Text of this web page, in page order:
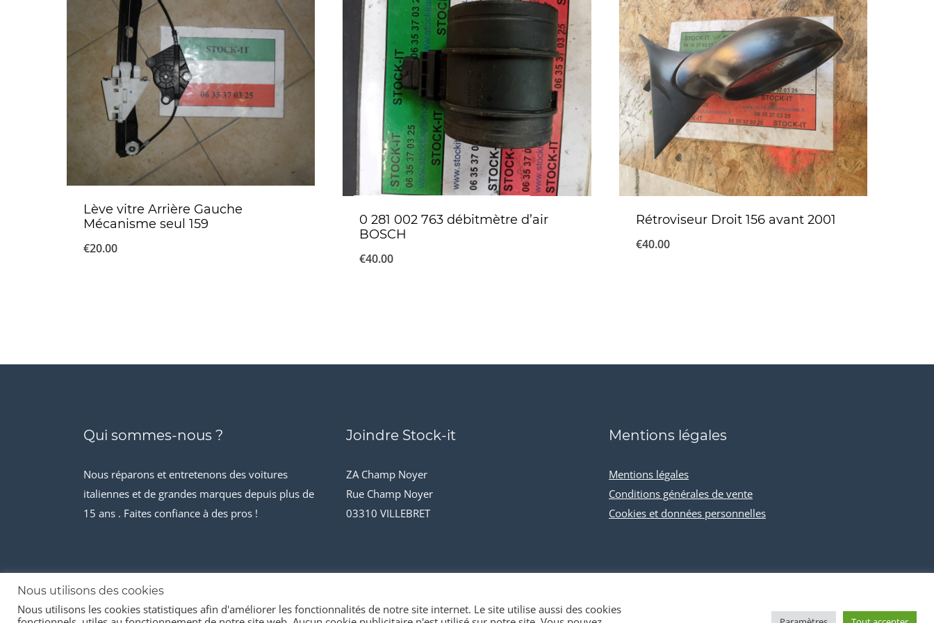
Lève vitre Arrière Gauche
Mécanisme seul 159
€20.00
0 281 002 763 débitmètre d’air
BOSCH
€40.00
Rétroviseur Droit 156 avant 2001
€40.00
Qui sommes-nous ?
Nous réparons et entretenons des voitures
italiennes et de grandes marques depuis plus de
15 ans . Faites confiance à des pros !
Joindre Stock-it
ZA Champ Noyer
Rue Champ Noyer
03310 VILLEBRET
Mentions légales
Mentions légales
Conditions générales de vente
Cookies et données personnelles
© 2026 Stock-it automobiles
Nous utilisons des cookies
Nous utilisons les cookies statistiques afin d'améliorer les fonctionnalités de notre site internet. Le site utilise aussi des cookies